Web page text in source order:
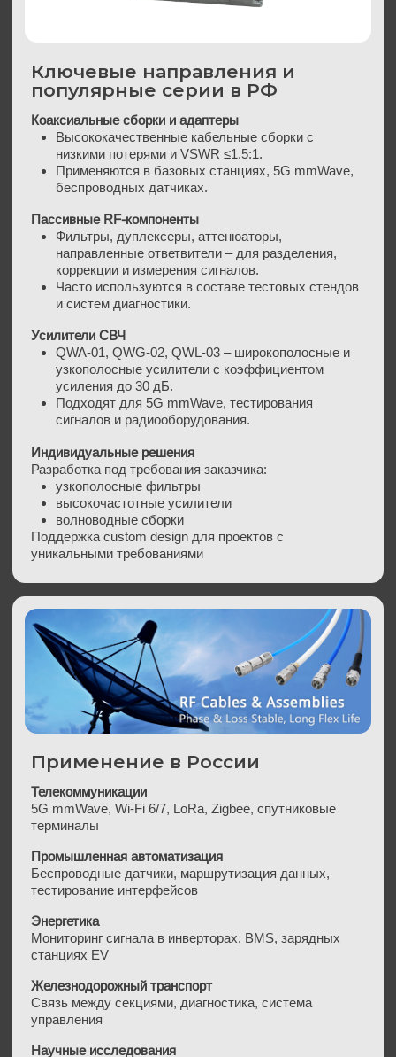
Частотный диапазон до 110 ГГц
Соответствие MIL-STD, RoHS, CE
Широкое применение в высокочастотных
системах
Преимущества Qualwave
Железнодорожный транспорт
Связь между секциями, диагностика, система
Энергетика
Мониторинг сигнала в инверторах, BMS, зарядных
станциях EV
Промышленная автоматизация
Беспроводные датчики, маршрутизация данных,
тестирование интерфейсов
Научные исследования
Лаборатории, НИИ, университеты, тестовые стенды
Оборонная электроника
РЭБ, БПЛА, радиооборудование, системы
управления
5G mmWave, Wi-Fi 6/7, LoRa, Zigbee, спутниковые
Применение в России
Индивидуальные решения
Разработка под требования заказчика:
узкополосные фильтры
волноводные сборки
Поддержка custom design для проектов с
уникальными требованиями
и систем диагностики.
Усилители СВЧ
QWA-01, QWG-02, QWL-03 – широкополосные и
узкополосные усилители с коэффициентом
усиления до 30 дБ.
Подходят для 5G mmWave, тестирования